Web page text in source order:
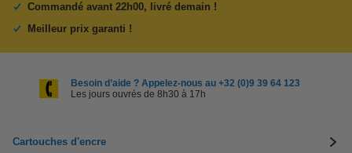
Commandé avant 22h00, livré demain !
Meilleur prix garanti !
Besoin d’aide ? Appelez-nous au +32 (0)9 39 64 123
Les jours ouvrés de 8h30 à 17h
Cartouches d'encre